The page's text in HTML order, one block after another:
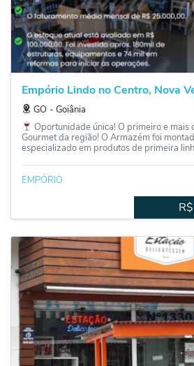
Empório Lindo no Centro, Nova
GO ‐ Goiânia
Oportunidade única! O primeiro e mais
Gourmet da região! O Armazém foi
especializado em produtos de primeira
EMPÓRIO
R$